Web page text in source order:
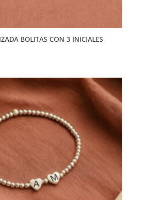
BOLITAS CON 3 INICIALES